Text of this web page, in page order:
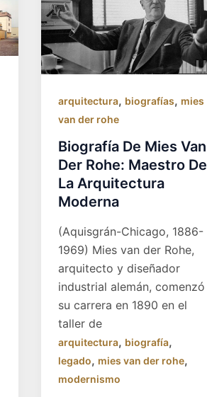
arquitectura, biografías, mies
van der rohe
Biografía De Mies Van
Der Rohe: Maestro De
La Arquitectura
Moderna
(Aquisgrán-Chicago, 1886-
1969) Mies van der Rohe,
arquitecto y diseñador
industrial alemán, comenzó
su carrera en 1890 en el
taller de
arquitectura, biografía,
legado, mies van der rohe,
modernismo